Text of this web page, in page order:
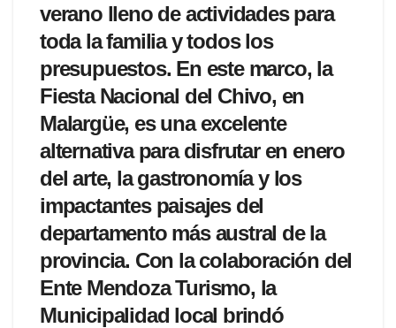
verano lleno de actividades para
toda la familia y todos los
presupuestos. En este marco, la
Fiesta Nacional del Chivo, en
Malargüe, es una excelente
alternativa para disfrutar en enero
del arte, la gastronomía y los
impactantes paisajes del
departamento más austral de la
provincia. Con la colaboración del
Ente Mendoza Turismo, la
Municipalidad local brindó